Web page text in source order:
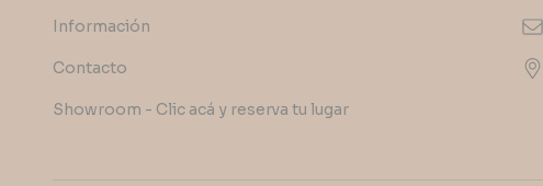
Información
Contacto
Showroom - Clic acá y reserva tu lugar